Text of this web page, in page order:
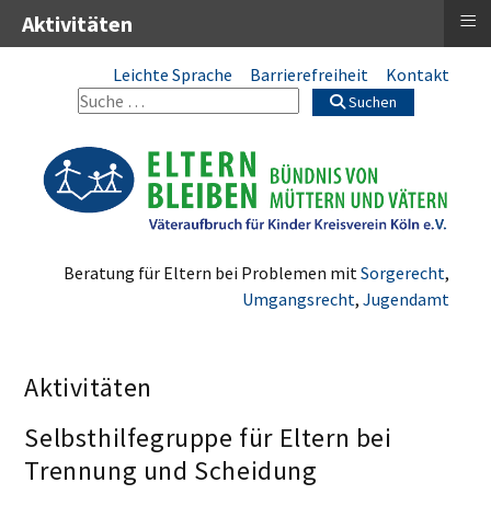
Leichte Sprache Barrierefreiheit Kontakt
Suchen
Beratung für Eltern bei Problemen mit Sorgerecht,
Umgangsrecht, Jugendamt
Aktivitäten
Selbsthilfegruppe für Eltern bei
Trennung und Scheidung
Aktivitäten ≡